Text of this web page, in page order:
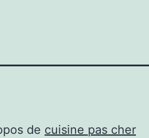
de cuisine pas cher